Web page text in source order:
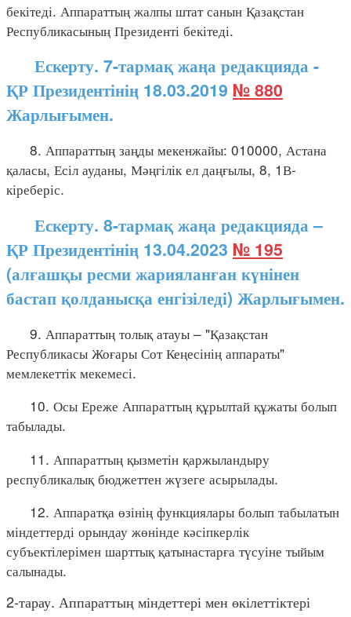
бекітеді. Аппараттың жалпы штат санын Қазақстан
Республикасының Президенті бекітеді.
Ескерту. 7-тармақ жаңа редакцияда -
ҚР Президентінің 18.03.2019 № 880
Жарлығымен.
8. Аппараттың заңды мекенжайы: 010000, Астана
қаласы, Есіл ауданы, Мәңгілік ел даңғылы, 8, 1В-
кіреберіс.
Ескерту. 8-тармақ жаңа редакцияда –
ҚР Президентінің 13.04.2023 № 195
(алғашқы ресми жарияланған күнінен
бастап қолданысқа енгізіледі) Жарлығымен.
9. Аппараттың толық атауы – "Қазақстан
Республикасы Жоғары Сот Кеңесінің аппараты"
мемлекеттік мекемесі.
10. Осы Ереже Аппараттың құрылтай құжаты болып
табылады.
11. Аппараттың қызметін қаржыландыру
республикалық бюджеттен жүзеге асырылады.
12. Аппаратқа өзінің функциялары болып табылатын
міндеттерді орындау жөнінде кәсіпкерлік
субъектілерімен шарттық қатынастарға түсуіне тыйым
салынады.
2-тарау. Аппараттың міндеттері мен өкілеттіктері